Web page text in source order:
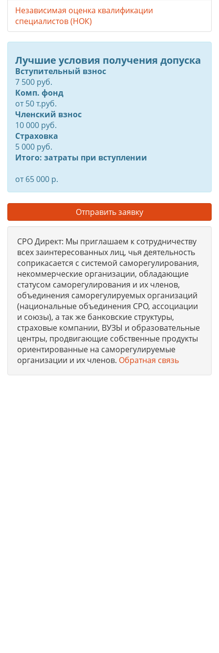
Независимая оценка квалификации
специалистов (НОК)
Лучшие условия получения допуска
Вступительный взнос
7 500 руб.
Комп. фонд
от50т.руб.
Членский взнос
10 000 руб.
Страховка
5 000 руб.
Итого: затраты при вступлении
от 65 000 р.
Отправить заявку
СРО Директ: Мы приглашаем к сотрудничеству
всех заинтересованных лиц, чья деятельность
соприкасается с системой саморегулирования,
некоммерческие организации, обладающие
статусом саморегулирования и их членов,
объединения саморегулируемых организаций
(национальные объединения СРО, ассоциации
и союзы), а так же банковские структуры,
страховые компании, ВУЗЫ и образовательные
центры, продвигающие собственные продукты
ориентированные на саморегулируемые
организации и их членов. Обратная связь